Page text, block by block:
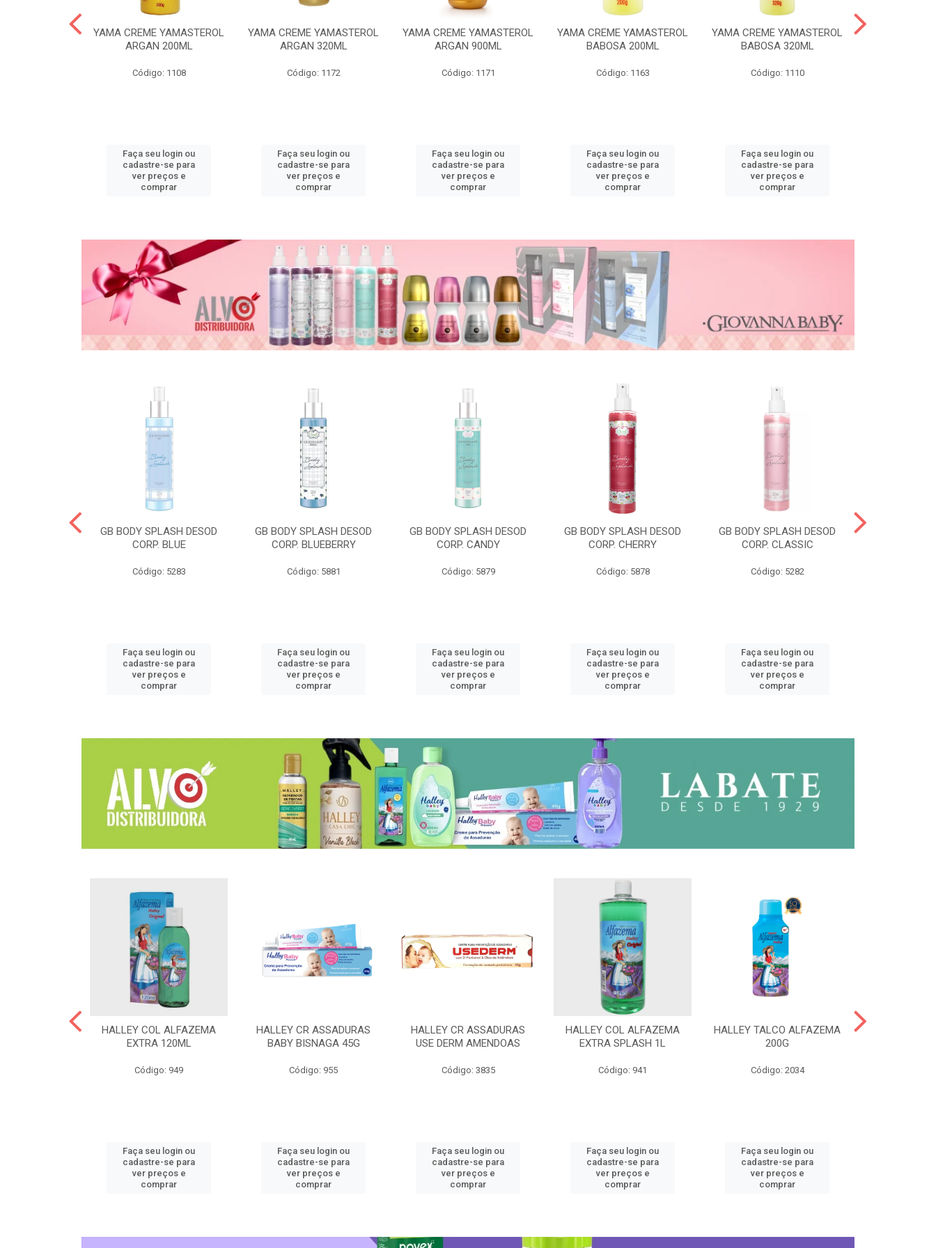
YAMA CREME YAMASTEROL
ARGAN 200ML
Código: 1108
Faça seu login ou
cadastre-se para
ver preços e
comprar
YAMA CREME YAMASTEROL
ARGAN 320ML
Código: 1172
Faça seu login ou
cadastre-se para
ver preços e
comprar
YAMA CREME YAMASTEROL
ARGAN 900ML
Código: 1171
Faça seu login ou
cadastre-se para
ver preços e
comprar
YAMA CREME YAMASTEROL
BABOSA 200ML
Código: 1163
Faça seu login ou
cadastre-se para
ver preços e
comprar
YAMA CREME YAMASTEROL
BABOSA 320ML
Código: 1110
Faça seu login ou
cadastre-se para
ver preços e
comprar
GB BODY SPLASH DESOD
CORP. BLUE
Código: 5283
Faça seu login ou
cadastre-se para
ver preços e
comprar
GB BODY SPLASH DESOD
CORP. BLUEBERRY
Código: 5881
Faça seu login ou
cadastre-se para
ver preços e
comprar
GB BODY SPLASH DESOD
CORP. CANDY
Código: 5879
Faça seu login ou
cadastre-se para
ver preços e
comprar
GB BODY SPLASH DESOD
CORP. CHERRY
Código: 5878
Faça seu login ou
cadastre-se para
ver preços e
comprar
GB BODY SPLASH DESOD
CORP. CLASSIC
Código: 5282
Faça seu login ou
cadastre-se para
ver preços e
comprar
HALLEY COL ALFAZEMA
EXTRA 120ML
Código: 949
Faça seu login ou
cadastre-se para
ver preços e
comprar
HALLEY CR ASSADURAS
BABY BISNAGA 45G
Código: 955
Faça seu login ou
cadastre-se para
ver preços e
comprar
HALLEY CR ASSADURAS
USE DERM AMENDOAS
Código: 3835
Faça seu login ou
cadastre-se para
ver preços e
comprar
HALLEY COL ALFAZEMA
EXTRA SPLASH 1L
Código: 941
Faça seu login ou
cadastre-se para
ver preços e
comprar
HALLEY TALCO ALFAZEMA
200G
Código: 2034
Faça seu login ou
cadastre-se para
ver preços e
comprar